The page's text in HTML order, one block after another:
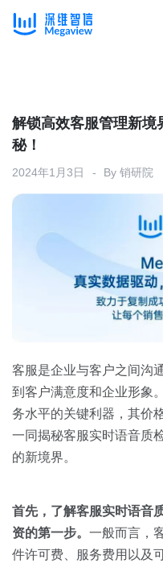
产品总览
产品集成
解决方案
按行业
教育
房地产
金融
按角色
销售人员
销售管理
客户案例
定价
资源中心
全部
白皮书
关于我们
解锁高效客服管理新境
秘！
2024年1月3日 By 销研院
客服是企业与客户之间沟
到客户满意度和企业形象
务水平的关键利器，其价
一同揭秘客服实时语音质
的新境界。
首先，了解客服实时语音
资的第一步。 一般而言，
件许可费、服务费用以及